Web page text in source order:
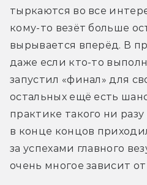
тыркаются во все
кому-то везёт больше
вырывается вперёд. В
даже если кто-то
запустил «финал» для
остальных ещё есть
практике такого ни
в конце концов
за успехами главного
очень многое зависит от